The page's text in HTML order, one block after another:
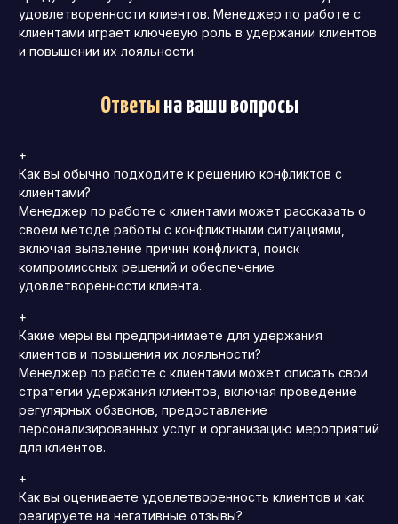
удовлетворенности клиентов. Менеджер по работе с
клиентами играет ключевую роль в удержании клиентов
и повышении их лояльности.
Ответына ваши вопросы
+
Как вы обычно подходите к решению конфликтов с
клиентами?
Менеджер по работе с клиентами может рассказать о
своем методе работы с конфликтными ситуациями,
включая выявление причин конфликта, поиск
компромиссных решений и обеспечение
удовлетворенности клиента.
+
Какие меры вы предпринимаете для удержания
клиентов и повышения их лояльности?
Менеджер по работе с клиентами может описать свои
стратегии удержания клиентов, включая проведение
регулярных обзвонов, предоставление
персонализированных услуг и организацию мероприятий
для клиентов.
+
Как вы оцениваете удовлетворенность клиентов и как
реагируете на негативные отзывы?